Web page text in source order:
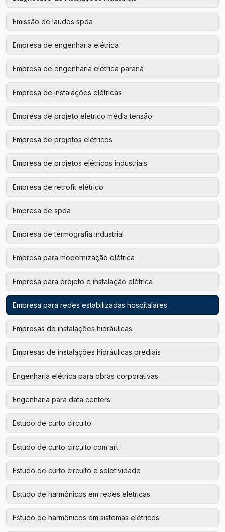
Emissão de laudos spda
Empresa de engenharia elétrica
Empresa de engenharia elétrica paraná
Empresa de instalações elétricas
Empresa de projeto elétrico média tensão
Empresa de projetos elétricos
Empresa de projetos elétricos industriais
Empresa de retrofit elétrico
Empresa de spda
Empresa de termografia industrial
Empresa para modernização elétrica
Empresa para projeto e instalação elétrica
Empresa para redes estabilizadas hospitalares
Empresas de instalações hidráulicas
Empresas de instalações hidráulicas prediais
Engenharia elétrica para obras corporativas
Engenharia para data centers
Estudo de curto circuito
Estudo de curto circuito com art
Estudo de curto circuito e seletividade
Estudo de harmônicos em redes elétricas
Estudo de harmônicos em sistemas elétricos